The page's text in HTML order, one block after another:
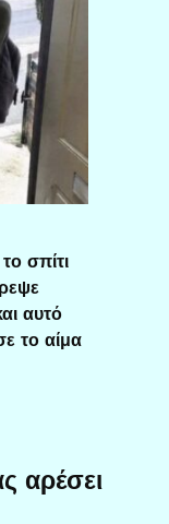
σπίτι
αυτό
το αίμα
αρέσει